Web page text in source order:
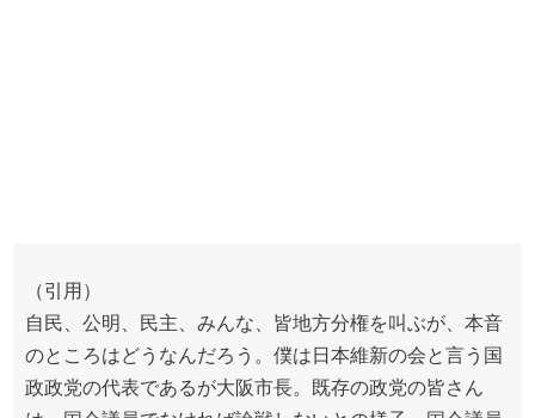
（引用）
自民、公明、民主、みんな、皆地方分権を叫ぶが、本音
のところはどうなんだろう。僕は日本維新の会と言う国
政政党の代表であるが大阪市長。既存の政党の皆さん